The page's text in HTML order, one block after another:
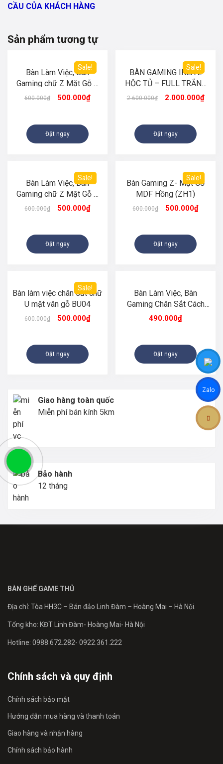
CẦU CỦA KHÁCH HÀNG
Sản phẩm tương tự
Sale!
Bàn Làm Việc, Bàn
Gaming chữ Z Mặt Gỗ –
Màu Đen
600.000₫ 500.000₫
Đặt ngay
Sale!
BÀN GAMING IKEA 2
HỘC TỦ – FULL TRẮNG
(D1m6-R60cm-C75cm)
2.600.000₫ 2.000.000₫
Đặt ngay
Sale!
Bàn Làm Việc, Bàn
Gaming chữ Z Mặt Gỗ –
Màu Trắng Đen ZG01
600.000₫ 500.000₫
Đặt ngay
Sale!
Bàn Gaming Z- Mặt Gỗ
MDF Hồng (ZH1)
600.000₫ 500.000₫
Đặt ngay
Sale!
Bàn làm việc chân sắt chữ
U mặt vân gỗ BU04
600.000₫ 500.000₫
Đặt ngay
Bàn Làm Việc, Bàn
Gaming Chân Sắt Cách
Điệu (BLV-CS04)
490.000₫
Đặt ngay
Giao hàng toàn quốc
Miễn phí bán kính 5km
Bảo hành
12 tháng
BÀN GHẾ GAME THỦ
Địa chỉ: Tòa HH3C – Bán đảo Linh Đàm – Hoàng Mai – Hà Nội.
Tổng kho: KĐT Linh Đàm- Hoàng Mai- Hà Nội
Hotline: 0988.672.282- 0922.361.222
Chính sách và quy định
Chính sách bảo mật
Hướng dẫn mua hàng và thanh toán
Giao hàng và nhận hàng
Chính sách bảo hành
Zalo